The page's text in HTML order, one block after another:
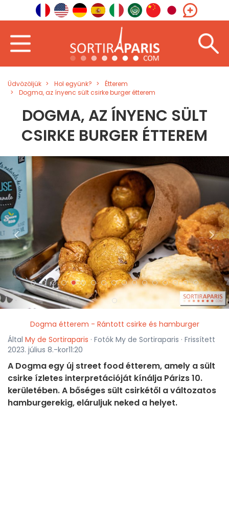
Üdvözöljük Hol együnk?
Étterem
Dogma, az ínyenc sült csirke burger étterem
DOGMA, AZ ÍNYENC SÜLT
CSIRKE BURGER ÉTTEREM
< >
Dogma étterem - Rántott csirke és hamburger
Által My de Sortiraparis · Fotók My de Sortiraparis · Frissített
2023. július 8.-kor11:20
A Dogma egy új street food étterem, amely a sült
csirke ízletes interpretációját kínálja Párizs 10.
kerületében. A bőséges sült csirkétől a változatos
hamburgerekig, eláruljuk neked a helyet.